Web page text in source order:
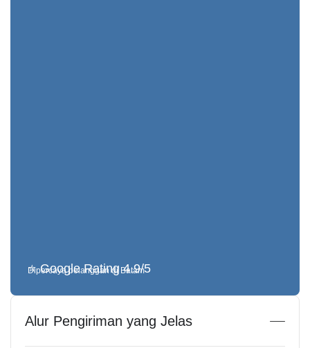
Dipercaya pelanggan di Batam
⭐ Google Rating 4.9/5
Alur Pengiriman yang Jelas